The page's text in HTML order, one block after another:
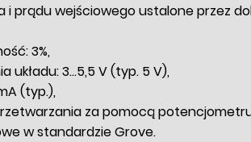
i prądu wejściowego ustalone przez
3%,
układu: 3...5,5 V (typ. 5 V),
(typ.),
za pomocą
w standardzie Grove.